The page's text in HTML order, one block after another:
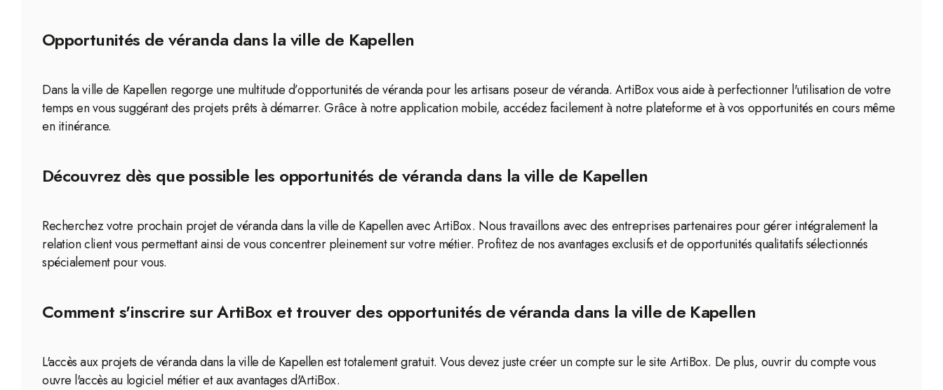
Opportunités de véranda dans la ville de Kapellen
Dans la ville de Kapellen regorge une multitude d’opportunités de véranda pour les artisans poseur de véranda. ArtiBox vous aide à perfectionner l'utilisation de votre
temps en vous suggérant des projets prêts à démarrer. Grâce à notre application mobile, accédez facilement à notre plateforme et à vos opportunités en cours même
en itinérance.
Découvrez dès que possible les opportunités de véranda dans la ville de Kapellen
Recherchez votre prochain projet de véranda dans la ville de Kapellen avec ArtiBox. Nous travaillons avec des entreprises partenaires pour gérer intégralement la
relation client vous permettant ainsi de vous concentrer pleinement sur votre métier. Profitez de nos avantages exclusifs et de opportunités qualitatifs sélectionnés
spécialement pour vous.
Comment s'inscrire sur ArtiBox et trouver des opportunités de véranda dans la ville de Kapellen
L'accès aux projets de véranda dans la ville de Kapellen est totalement gratuit. Vous devez juste créer un compte sur le site ArtiBox. De plus, ouvrir du compte vous
ouvre l'accès au logiciel métier et aux avantages d'ArtiBox.